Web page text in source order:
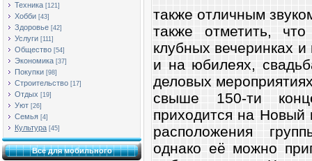
Техника [121]
Хобби [43]
Здоровье [42]
Услуги [111]
Общество [54]
Экономика [37]
Покупки [98]
Строительство [17]
Отдых [19]
Уют [26]
Семья [4]
Культура [45]
Всё для мобильного
также отличным
также отметить,
клубных вечеринках и
и на юбилеях,
деловых
свыше 150-ти
приходится на Новый
расположения
однако её можно